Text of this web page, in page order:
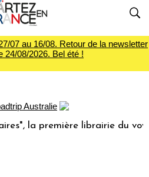
07 au 16/08. Retour de la newsletter
24/08/2026. Bel été !
première librairie du voyage